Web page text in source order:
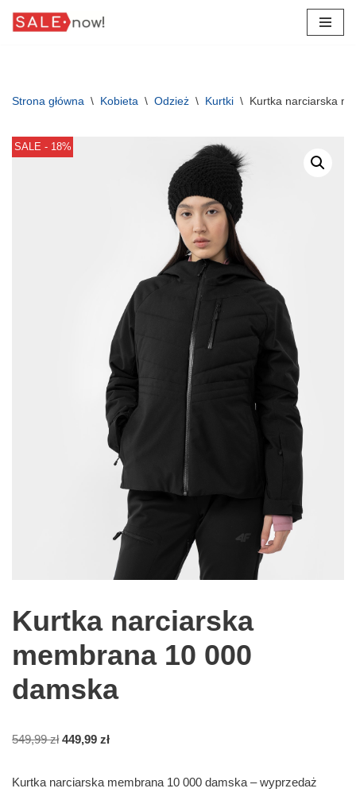
Strona główna \ Kobieta \ Odzież \ Kurtki \ Kurtka narciarska
SALE - 18%
Kurtka narciarska
membrana 10 000
damska
549,99zł 449,99 zł
Kurtka narciarska membrana 10 000 damska – wyprzedaż